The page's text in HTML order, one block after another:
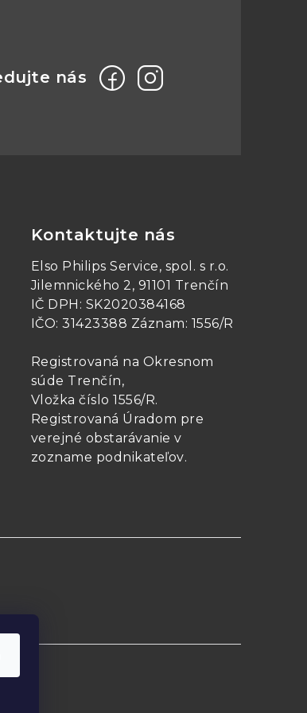
Kontaktujte nás
Elso Philips Service, spol. s r.o.
Jilemnického 2, 91101 Trenčín
IČ DPH: SK2020384168
IČO: 31423388 Záznam: 1556/R
Registrovaná na Okresnom
súde Trenčín,
Vložka číslo 1556/R.
Registrovaná Úradom pre
verejné obstarávanie v
zozname podnikateľov.